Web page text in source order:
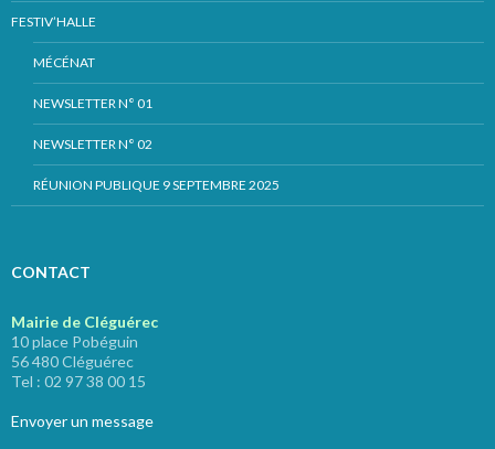
FESTIV’HALLE
MÉCÉNAT
NEWSLETTER N° 01
NEWSLETTER N° 02
RÉUNION PUBLIQUE 9 SEPTEMBRE 2025
CONTACT
Mairie de Cléguérec
10 place Pobéguin
56 480 Cléguérec
Tel : 02 97 38 00 15
Envoyer un message